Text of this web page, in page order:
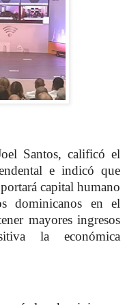
Santos, calificó el
e indicó que
capital humano
dominicanos en el
mayores ingresos
la económica